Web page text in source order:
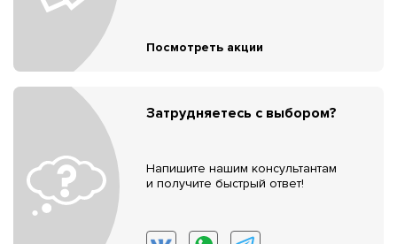
Посмотреть акции
Затрудняетесь с выбором?
Напишите нашим консультантам
и получите быстрый ответ!